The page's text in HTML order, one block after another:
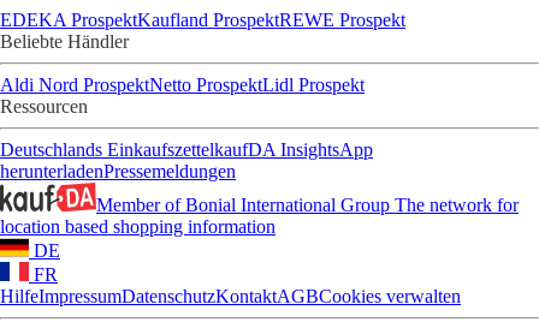
EDEKA ProspektKaufland ProspektREWE Prospekt
Beliebte Händler
Aldi Nord ProspektNetto ProspektLidl Prospekt
Ressourcen
Deutschlands EinkaufszettelkaufDA InsightsApp
herunterladenPressemeldungen
Member of Bonial International Group The network for
location based shopping information
DE
FR
HilfeImpressumDatenschutzKontaktAGBCookies verwalten